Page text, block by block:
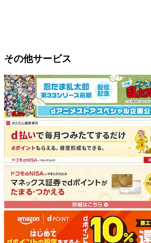
その他サービス